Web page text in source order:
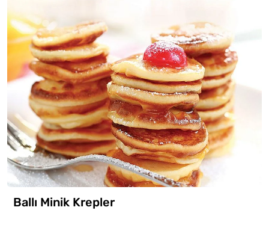
Ballı Minik Krepler